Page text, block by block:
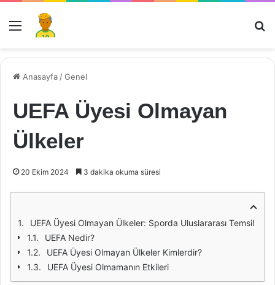
Menü
Anasayfa /Genel
UEFA Üyesi Olmayan
Ülkeler
20 Ekim 2024 3 dakika okuma süresi
UEFA Üyesi Olmayan Ülkeler: Sporda Uluslararası Temsil
UEFA Nedir?
UEFA Üyesi Olmayan Ülkeler Kimlerdir?
UEFA Üyesi Olmamanın Etkileri